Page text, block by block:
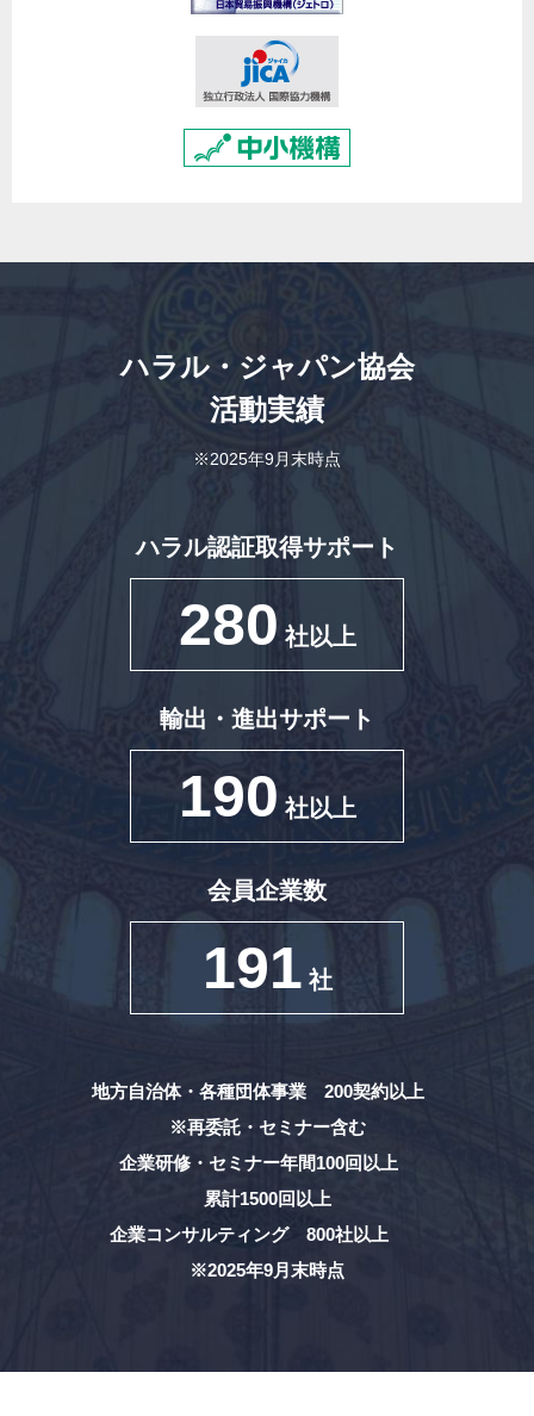
ハラル・ジャパン協会
活動実績
※2025年9月末時点
ハラル認証取得サポート
280 社以上
輸出・進出サポート
190 社以上
会員企業数
191 社
地方自治体・各種団体事業 200契約以上
※再委託・セミナー含む
企業研修・セミナー年間100回以上
累計1500回以上
企業コンサルティング 800社以上
※2025年9月末時点